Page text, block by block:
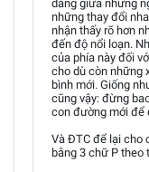
dàng giữa những
những thay đổi
nhận thấy rõ hơn
đến độ nổi loạn.
của phía này đối
cho dù còn những
bình mới. Giống
cũng vậy: đừng
con đường mới để
Và ĐTC để lại cho
bằng 3 chữ P theo